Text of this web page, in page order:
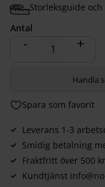
Storleksguide
Antal
+
-
Lägg till i favoriter
Handla
Leverans 1-3
Smidig betalning
Fraktfritt över 500
Kundtjänst